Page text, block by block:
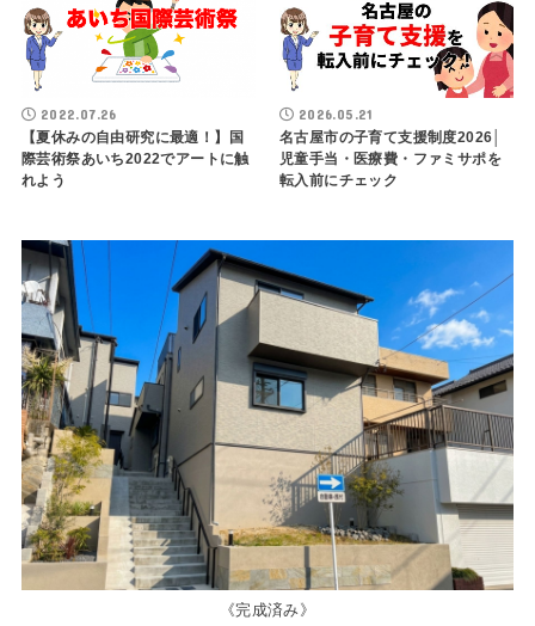
2022.07.26
【夏休みの自由研究に最適！】国
際芸術祭あいち2022でアートに触
れよう
2026.05.21
名古屋市の子育て支援制度2026│
児童手当・医療費・ファミサポを
転入前にチェック
《完成済み》